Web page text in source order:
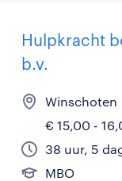
Hulpkracht
b.v.
Winschoten
€ 15,00 -
38 uur, 5
MBO